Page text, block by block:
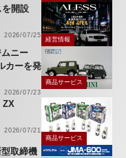
を開設
2026/07/25
経営情報
ニー
カーを発
2026/07/23
商品サービス
ZX
2026/07/21
商品サービス
取締機